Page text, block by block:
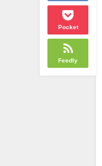
Pocket
Feedly